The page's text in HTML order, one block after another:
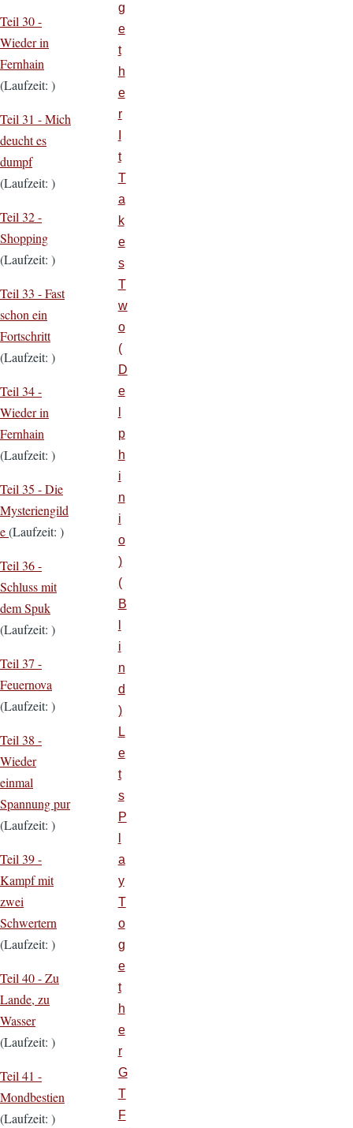
Teil 30 -
Wieder in
Fernhain
(Laufzeit: )
Teil 31 -Mich
deucht es
dumpf
(Laufzeit: )
Teil 32 -
Shopping
(Laufzeit: )
Teil 33 -Fast
schon ein
Fortschritt
(Laufzeit: )
Teil 34 -
Wieder in
Fernhain
(Laufzeit: )
Teil 35 -Die
Mysteriengild
e(Laufzeit: )
Teil 36 -
Schluss mit
dem Spuk
(Laufzeit: )
Teil 37 -
Feuernova
(Laufzeit: )
Teil 38 -
Wieder
einmal
Spannung pur
(Laufzeit: )
Teil 39 -
Kampf mit
zwei
Schwertern
(Laufzeit: )
Teil 40 -Zu
Lande, zu
Wasser
(Laufzeit: )
Teil 41 -
Mondbestien
(Laufzeit: )
g
e
t
h
e
r
t
T
a
k
e
s
T
w
o
(
D
e
p
h
i
n
i
o
)
(
B
i
n
d
)
L
e
t
s
P
a
y
T
o
g
e
t
h
e
r
G
T
F